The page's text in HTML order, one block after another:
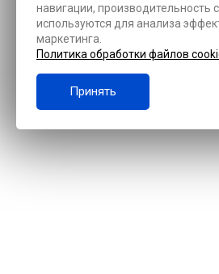
навигации, производительность
используются для анализа
маркетинга.
Политика обработки файлов
Принять